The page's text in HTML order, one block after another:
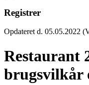
Registrer
Opdateret d. 05.05.2022
Restaurant
brugsvilkår